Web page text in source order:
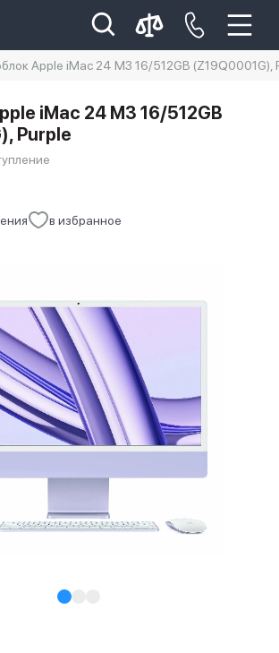
айфон 14
Apple iMac 24 M3 16/512GB (Z19Q0001G),
в избранное
iMac 24 M3 16/512GB
Purple